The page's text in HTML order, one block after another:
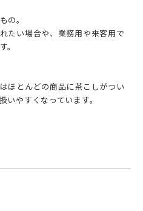
の。
たい場合や、業務用や来客用で
。
ほとんどの商品に茶こしがつい
いやすくなっています。